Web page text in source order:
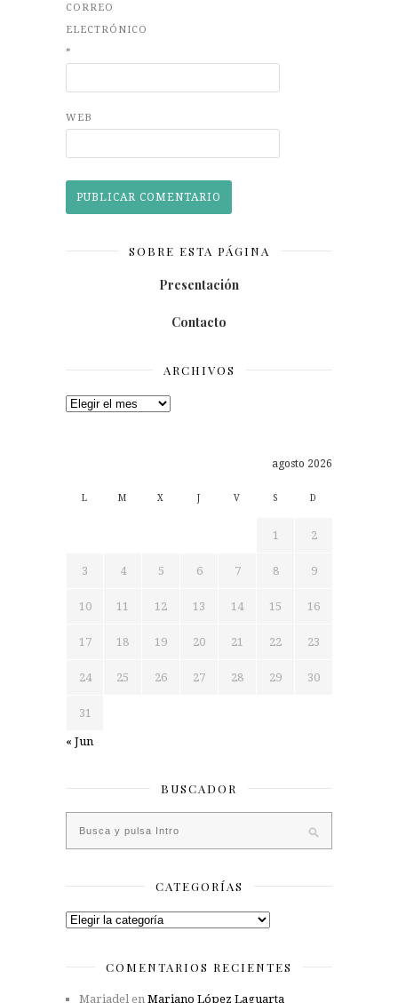
CORREO
ELECTRÓNICO
*
WEB
SOBRE ESTA PÁGINA
Presentación
Contacto
ARCHIVOS
Archivos
agosto 2026
L M X J V S D
1 2
3 4 5 6 7 8 9
10 11 12 13 14 15 16
17 18 19 20 21 22 23
24 25 26 27 28 29 30
31
« Jun
BUSCADOR
CATEGORÍAS
Categorías
COMENTARIOS RECIENTES
Mariadel en Mariano López Laguarta